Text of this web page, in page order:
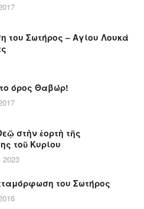
Σωτήρος – Αγίου Λουκά
όρος Θαβώρ!
στὴν ἑορτὴ τῆς
τοῦ Κυρίου
2023
του Σωτήρος